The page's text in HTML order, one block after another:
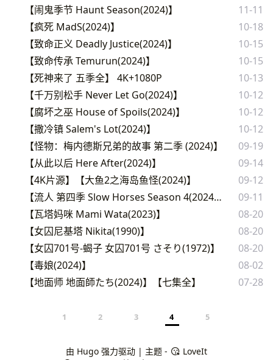
【闹鬼季节 Haunt Season(2024)】
11-11
【疯死 MadS(2024)】
10-18
【致命正义 Deadly Justice(2024)】
10-15
【致命传承 Temurun(2024)】
10-15
【死神来了 五季全】 4K+1080P
10-13
【千万别松手 Never Let Go(2024)】
10-12
【腐坏之巫 House of Spoils(2024)】
10-12
【撒冷镇 Salem's Lot(2024)】
10-12
【怪物：梅内德斯兄弟的故事 第二季 (2024)】
09-19
【从此以后 Here After(2024)】
09-14
【4K片源】【大鱼2之海岛鱼怪(2024)】
09-12
【流人 第四季 Slow Horses Season 4(2024)】
09-11
【瓦塔妈咪 Mami Wata(2023)】
08-20
【女囚尼基塔 Nikita(1990)】
08-20
【女囚701号-蝎子 女囚701号 さそり(1972)】
08-20
【毒娘(2024)】
08-02
【地面师 地面師たち(2024)】【七集全】
07-28
1 2 3 4 5
由 Hugo强力驱动 | 主题 -
LoveIt